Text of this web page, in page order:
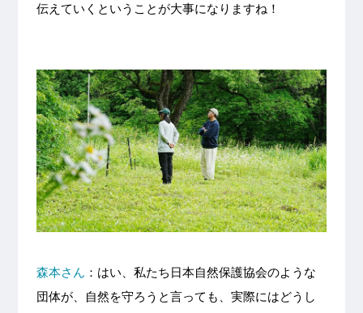
伝えていくということが大事になりますね！
森本さん ：はい、私たち日本自然保護協会のような
団体が、自然を守ろうと言っても、実際にはどうし